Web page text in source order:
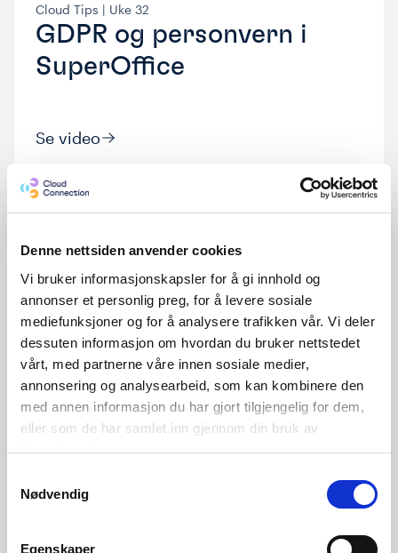
Denne nettsiden anvender cookies
Vi bruker informasjonskapsler for å gi innhold og
annonser et personlig preg, for å levere sosiale
mediefunksjoner og for å analysere trafikken vår. Vi deler
dessuten informasjon om hvordan du bruker nettstedet
vårt, med partnerne våre innen sosiale medier,
annonsering og analysearbeid, som kan kombinere den
med annen informasjon du har gjort tilgjengelig for dem,
eller som de har samlet inn gjennom din bruk av
tjenestene deres.
Nødvendig
Egenskaper
Cloud Tips | Uke 32
GDPR og personvern i
SuperOffice
Se video
Cloud Tips |
Slik viser du alle kunder
og fakturaer i Visma Net